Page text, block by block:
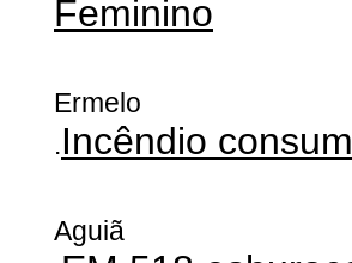
Feminino
Ermelo
.Incêndio
Aguiã